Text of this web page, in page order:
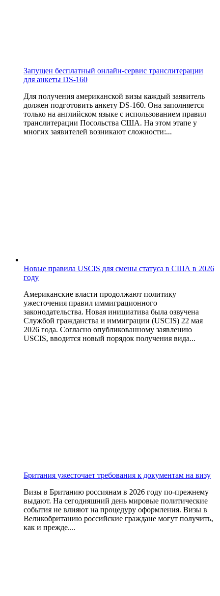
Запущен бесплатный онлайн-сервис транслитерации
для анкеты DS-160
Для получения американской визы каждый заявитель
должен подготовить анкету DS-160. Она заполняется
только на английском языке с использованием правил
транслитерации Посольства США. На этом этапе у
многих заявителей возникают сложности:...
Новые правила USCIS для смены статуса в США в 2026
году
Американские власти продолжают политику
ужесточения правил иммиграционного
законодательства. Новая инициатива была озвучена
Службой гражданства и иммиграции (USCIS) 22 мая
2026 года. Согласно опубликованному заявлению
USCIS, вводится новый порядок получения вида...
Британия ужесточает требования к документам на визу
Визы в Британию россиянам в 2026 году по-прежнему
выдают. На сегодняшний день мировые политические
события не влияют на процедуру оформления. Визы в
Великобританию российские граждане могут получить,
как и прежде....